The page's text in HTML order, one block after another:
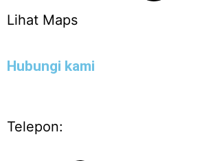
Lihat Maps
Hubungi kami
Telepon: